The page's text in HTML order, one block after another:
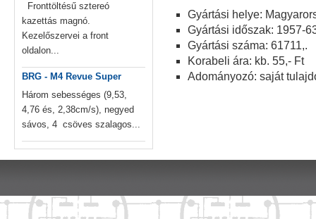
Fronttöltésű sztereó
kazettás magnó.
Kezelőszervei a front
oldalon...
BRG - M4 Revue Super
Három sebességes (9,53,
4,76 és, 2,38cm/s), negyed
sávos, 4 csöves szalagos...
Gyártási helye:
Gyártási időszak: 1957-
Gyártási száma: 61711,.
Korabeli ára: kb. 55,- Ft
Adományozó: saját